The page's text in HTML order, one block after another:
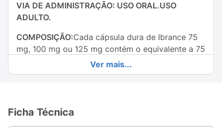
VIA DE ADMINISTRAÇÃO: USO ORAL.USO
ADULTO.
COMPOSIÇÃO:Cada cápsula dura de Ibrance 75
mg, 100 mg ou 125 mg contém o equivalente a 75
mg, 100 mg ou 125 mg de palbociclibe,
respectivamente.
de silício coloidal, estearato de magnésio e
Ver mais...
Ficha Técnica